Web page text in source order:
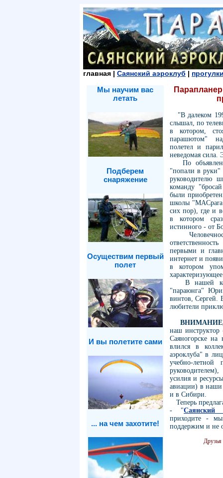
главная | Саянский аэроклуб |
Мы научим вас
летать
Подберем
снаряжение
Осуществим первый
полет
И вы полетите сами
... на чем захотите!
"В далеком
слышал, по
в котором,
парашютом"
полетел и
неведомая сила.
По
"попали в
руководителю
команду
были
школы
сих пор), где и
в котором
истинного - от
первыми и
интернет и
в котором
В нашей
"параюнга"
винтов, Сергей.
любители
наш инструктор
Саяногорске на
влился в
аэроклуба" в
учебно-летной
усилия и
авиации) в наши
и в Сибири.
Теперь
- "Саянский
приходите -
поддержим и не
Друзья